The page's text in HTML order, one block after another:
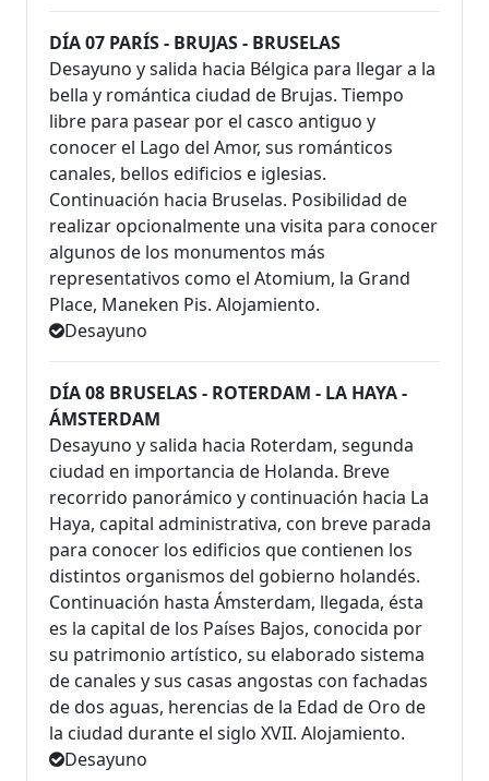
DÍA 07 PARÍS - BRUJAS - BRUSELAS
Desayuno y salida hacia Bélgica para llegar a la
bella y romántica ciudad de Brujas. Tiempo
libre para pasear por el casco antiguo y
conocer el Lago del Amor, sus románticos
canales, bellos edificios e iglesias.
Continuación hacia Bruselas. Posibilidad de
realizar opcionalmente una visita para conocer
algunos de los monumentos más
representativos como el Atomium, la Grand
Place, Maneken Pis. Alojamiento.
Desayuno
DÍA 08 BRUSELAS - ROTERDAM - LA HAYA -
ÁMSTERDAM
Desayuno y salida hacia Roterdam, segunda
ciudad en importancia de Holanda. Breve
recorrido panorámico y continuación hacia La
Haya, capital administrativa, con breve parada
para conocer los edificios que contienen los
distintos organismos del gobierno holandés.
Continuación hasta Ámsterdam, llegada, ésta
es la capital de los Países Bajos, conocida por
su patrimonio artístico, su elaborado sistema
de canales y sus casas angostas con fachadas
de dos aguas, herencias de la Edad de Oro de
la ciudad durante el siglo XVII. Alojamiento.
Desayuno